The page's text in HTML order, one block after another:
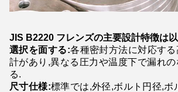
JIS B2220 フレンズの主要設計特徴は
選択を面する:各種密封方法に対応す
計があり,異なる圧力や温度下で漏れ
る.
尺寸仕様:標準では,外径,ボルト円径,ボ